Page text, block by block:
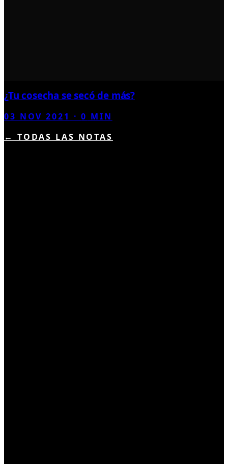
¿Tu cosecha se secó de más?
03 NOV 2021 ·0 MIN
← TODAS LAS NOTAS